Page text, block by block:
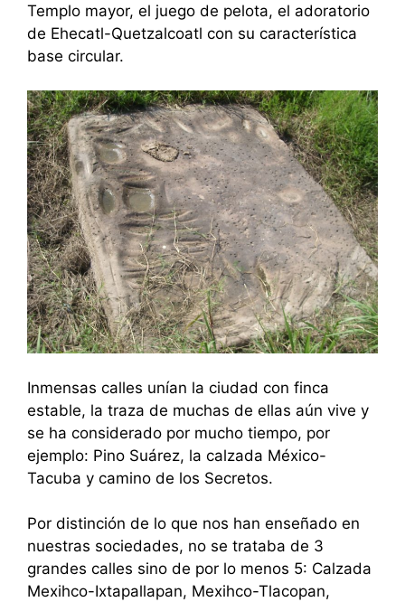
Templo mayor, el juego de pelota, el adoratorio
de Ehecatl-Quetzalcoatl con su característica
base circular.
Inmensas calles unían la ciudad con finca
estable, la traza de muchas de ellas aún vive y
se ha considerado por mucho tiempo, por
ejemplo: Pino Suárez, la calzada México-
Tacuba y camino de los Secretos.
Por distinción de lo que nos han enseñado en
nuestras sociedades, no se trataba de 3
grandes calles sino de por lo menos 5: Calzada
Mexihco-Ixtapallapan, Mexihco-Tlacopan,